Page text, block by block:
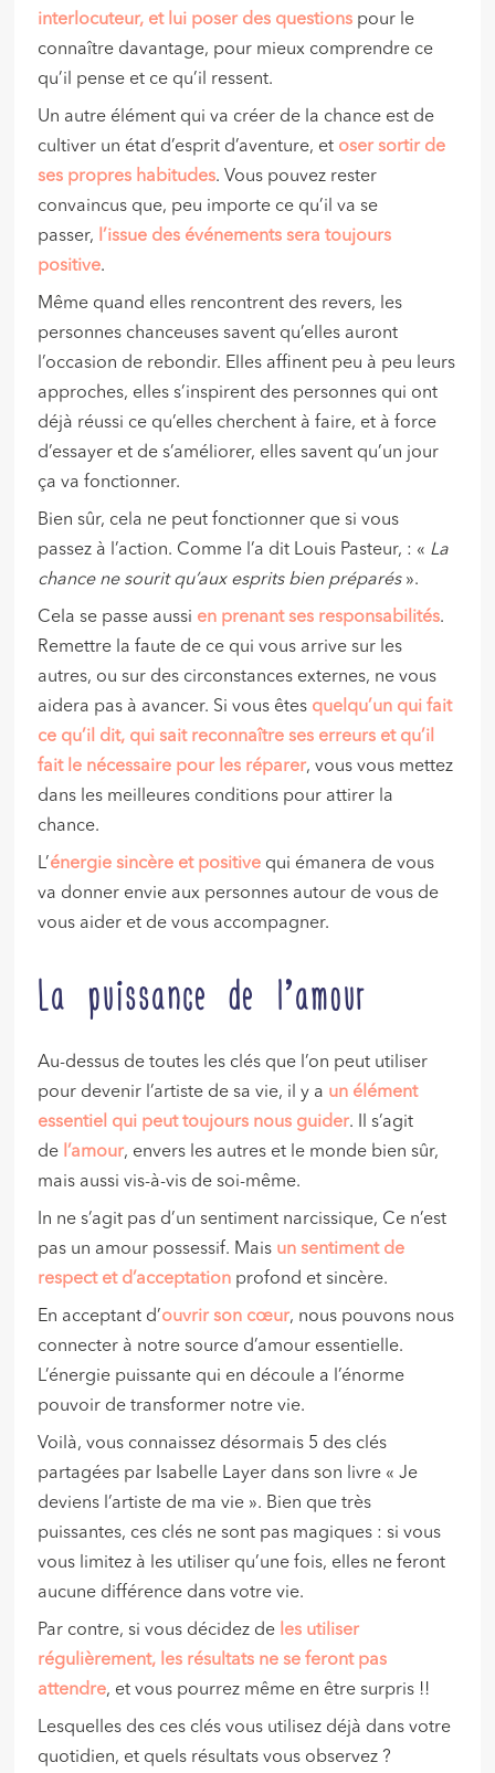
interlocuteur, et lui poser des questions pour le
connaître davantage, pour mieux comprendre ce
qu’il pense et ce qu’il ressent.
Un autre élément qui va créer de la chance est de
cultiver un état d’esprit d’aventure, et oser sortir de
ses propres habitudes. Vous pouvez rester
convaincus que, peu importe ce qu’il va se
passer, l’issue des événements sera toujours
positive.
Même quand elles rencontrent des revers, les
personnes chanceuses savent qu’elles auront
l’occasion de rebondir. Elles affinent peu à peu leurs
approches, elles s’inspirent des personnes qui ont
déjà réussi ce qu’elles cherchent à faire, et à force
d’essayer et de s’améliorer, elles savent qu’un jour
ça va fonctionner.
Bien sûr, cela ne peut fonctionner que si vous
passez à l’action. Comme l’a dit Louis Pasteur, : « La
chance ne sourit qu’aux esprits bien préparés».
Cela se passe aussi en prenant ses responsabilités.
Remettre la faute de ce qui vous arrive sur les
autres, ou sur des circonstances externes, ne vous
aidera pas à avancer. Si vous êtes quelqu’un qui fait
ce qu’il dit, qui sait reconnaître ses erreurs et qu’il
fait le nécessaire pour les réparer, vous vous mettez
dans les meilleures conditions pour attirer la
chance.
L’énergie sincère et positive qui émanera de vous
va donner envie aux personnes autour de vous de
vous aider et de vous accompagner.
La puissance de l’amour
Au-dessus de toutes les clés que l’on peut utiliser
pour devenir l’artiste de sa vie, il y a un élément
essentiel qui peut toujours nous guider. Il s’agit
de l’amour, envers les autres et le monde bien sûr,
mais aussi vis-à-vis de soi-même.
In ne s’agit pas d’un sentiment narcissique, Ce n’est
pas un amour possessif. Mais un sentiment de
respect et d’acceptation profond et sincère.
En acceptant d’ouvrir son cœur, nous pouvons nous
connecter à notre source d’amour essentielle.
L’énergie puissante qui en découle a l’énorme
pouvoir de transformer notre vie.
Voilà, vous connaissez désormais 5 des clés
partagées par Isabelle Layer dans son livre « Je
deviens l’artiste de ma vie ». Bien que très
puissantes, ces clés ne sont pas magiques : si vous
vous limitez à les utiliser qu’une fois, elles ne feront
aucune différence dans votre vie.
Par contre, si vous décidez de les utiliser
régulièrement, les résultats ne se feront pas
attendre, et vous pourrez même en être surpris !!
Lesquelles des ces clés vous utilisez déjà dans votre
quotidien, et quels résultats vous observez ?